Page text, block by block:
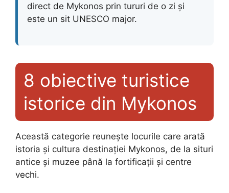
direct de Mykonos prin tururi de o zi și
este un sit UNESCO major.
8 obiective turistice
istorice din Mykonos
Această categorie reunește locurile care arată
istoria și cultura destinației Mykonos, de la situri
antice și muzee până la fortificații și centre
vechi.